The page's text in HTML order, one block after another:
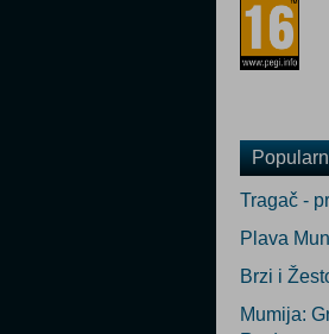
Tragač -
Plava
Brzi i
Mumija: